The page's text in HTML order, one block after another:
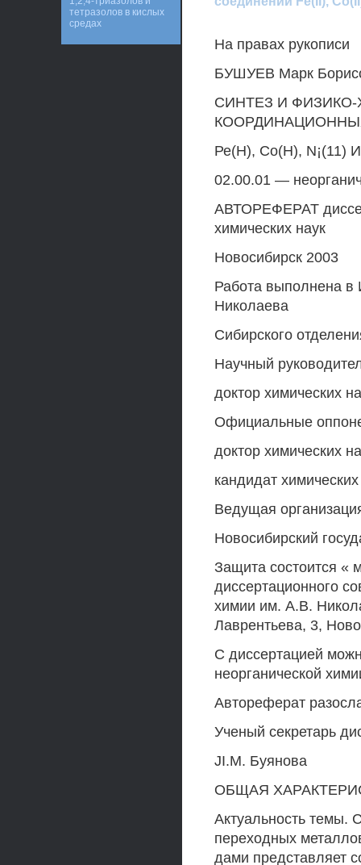
На правах рукописи
БУШУЕВ Марк
СИНТЕЗ И
Ре(Н), Со(Н),
02.00.01 —
АВТОРЕФЕРАТ
химических наук
Новосибирск 2003
Работа выполнена в
Николаева
Сибирского
Научный
доктор химических
Официальные
доктор химических
кандидат
Ведущая
Новосибирский
Защита состоится «
диссертационного
химии им. A.B.
Лаврентьева, 3,
С диссертацией
неорганической
Автореферат
Ученый секретарь
JI.M. Буянова
ОБЩАЯ
Актуальность темы.
переходных
дами представляет
тетразолов в кислых
средах